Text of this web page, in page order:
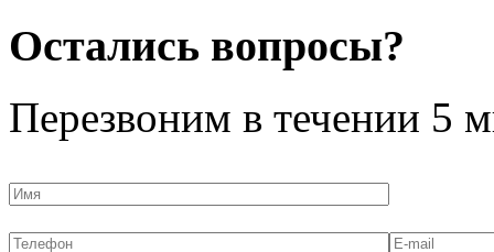
Остались вопросы?
Перезвоним в течении 5